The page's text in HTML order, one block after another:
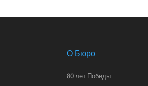
О Бюро
80 лет Победы